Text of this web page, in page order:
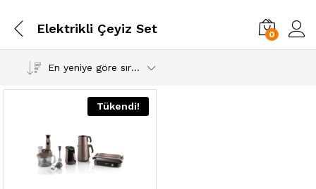
Elektrikli Çeyiz Set 0
En yeniye göre sırala
Tükendi!